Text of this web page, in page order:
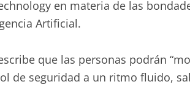
en materia de las
Artificial.
que las personas podrán
de seguridad a un ritmo fluido,